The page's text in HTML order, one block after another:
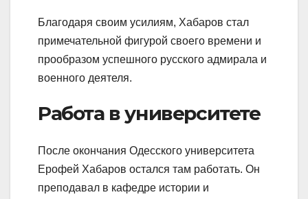
Благодаря своим усилиям, Хабаров стал
примечательной фигурой своего времени и
прообразом успешного русского адмирала и
военного деятеля.
Работа в университете
После окончания Одесского университета
Ерофей Хабаров остался там работать. Он
преподавал в кафедре истории и